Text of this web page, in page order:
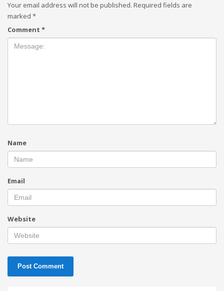
Your email address will not be published. Required fields are
marked *
Comment *
Name
Email
Website